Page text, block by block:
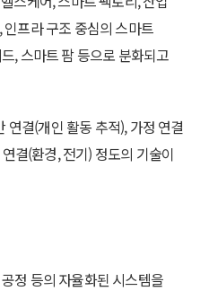
프라 구조 중심의 스마트
, 스마트 팜 등으로 분화되고
결(개인 활동 추적), 가정 연결
결(환경, 전기) 정도의 기술이
정 등의 자율화된 시스템을